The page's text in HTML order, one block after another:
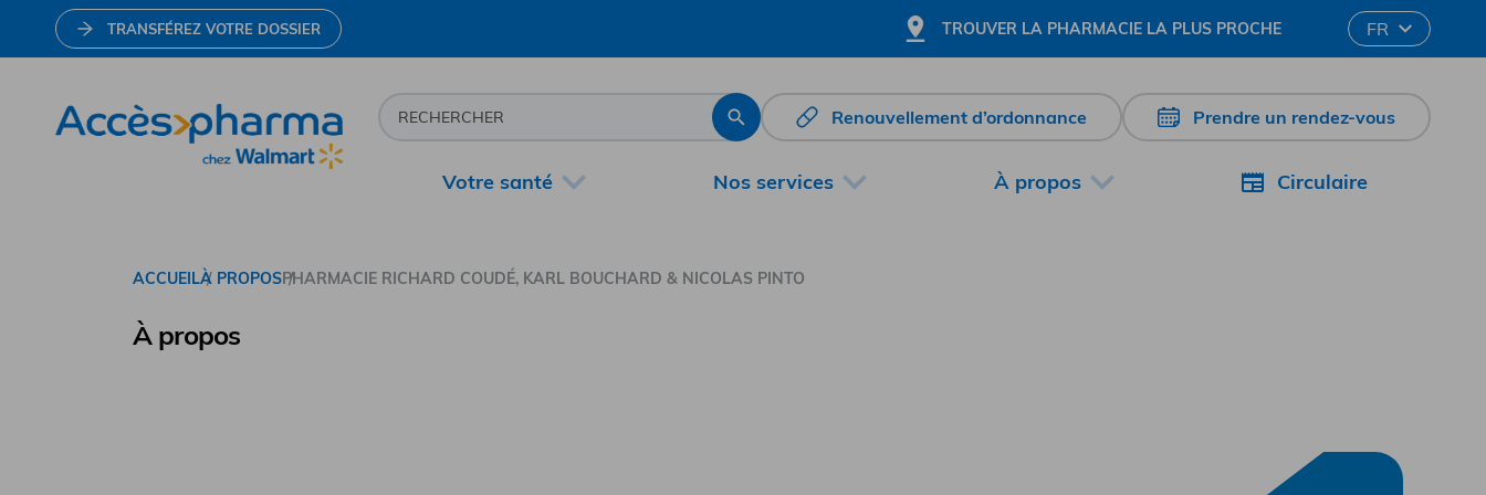
TRANSFÉREZ VOTRE DOSSIER TROUVER LA PHARMACIE LA PLUS PROCHE Change
FR
Rechercher
Renouvellement d’ordonnance Prendre un rendez-vous
Votre santé Nos services À propos Circulaire
ACCUEILÀ PROPOSPHARMACIE RICHARD COUDÉ, KARL BOUCHARD & NICOLAS PINTO
Pharmacie Richard Coudé, Karl Bouchard &
À propos